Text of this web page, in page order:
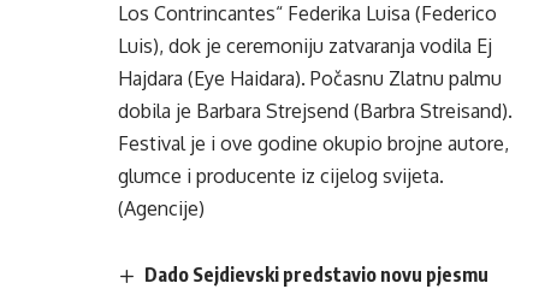
Los Contrincantes“ Federika Luisa (Federico
Luis), dok je ceremoniju zatvaranja vodila Ej
Hajdara (Eye Haidara). Počasnu Zlatnu palmu
dobila je Barbara Strejsend (Barbra Streisand).
Festival je i ove godine okupio brojne autore,
glumce i producente iz cijelog svijeta.
(Agencije)
Dado Sejdievski predstavio novu pjesmu